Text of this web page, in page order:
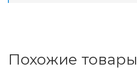
Похожие товары